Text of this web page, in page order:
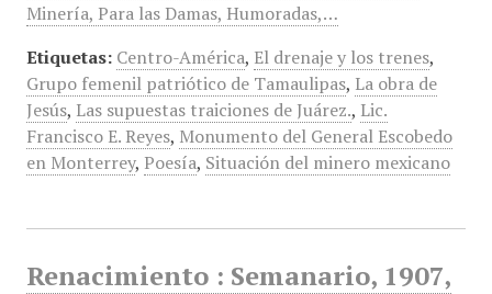
Minería, Para las Damas, Humoradas,…
Etiquetas: Centro-América, El drenaje y los trenes,
Grupo femenil patriótico de Tamaulipas, La obra de
Jesús, Las supuestas traiciones de Juárez., Lic.
Francisco E. Reyes, Monumento del General Escobedo
en Monterrey, Poesía, Situación del minero mexicano
Renacimiento : Semanario, 1907,